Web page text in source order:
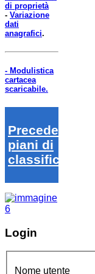
di proprietà
- Variazione
dati
anagrafici.
- Modulistica
cartacea
scaricabile.
Precedenti
piani di
classifica
Login
Nome utente